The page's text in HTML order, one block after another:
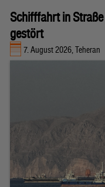
Schifffahrt in
gestört
7. August 2026, Teheran